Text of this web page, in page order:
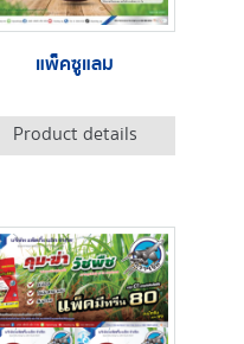
แพ็คซูแลม
Product details